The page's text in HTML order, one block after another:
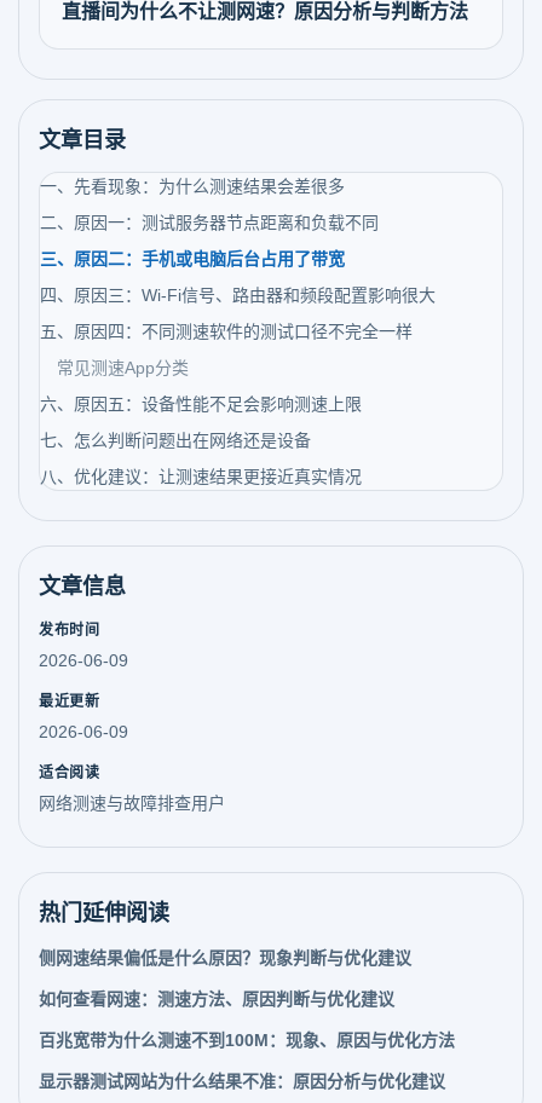
直播间为什么不让测网速？原因分析与判断方法
文章目录
一、先看现象：为什么测速结果会差很多
二、原因一：测试服务器节点距离和负载不同
三、原因二：手机或电脑后台占用了带宽
四、原因三：Wi-Fi信号、路由器和频段配置影响很大
五、原因四：不同测速软件的测试口径不完全一样
常见测速App分类
六、原因五：设备性能不足会影响测速上限
七、怎么判断问题出在网络还是设备
八、优化建议：让测速结果更接近真实情况
文章信息
发布时间
2026-06-09
最近更新
2026-06-09
适合阅读
网络测速与故障排查用户
热门延伸阅读
侧网速结果偏低是什么原因？现象判断与优化建议
如何查看网速：测速方法、原因判断与优化建议
百兆宽带为什么测速不到100M：现象、原因与优化方法
显示器测试网站为什么结果不准：原因分析与优化建议